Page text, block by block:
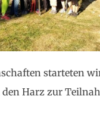
starteten
den Harz zur